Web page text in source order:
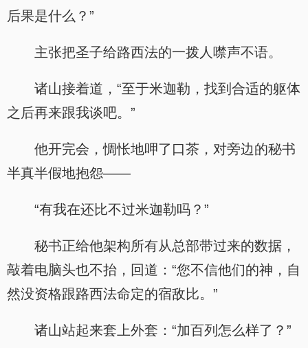
后果是什么？”
主张把圣子给路西法的一拨人噤声不语。
诸山接着道，“至于米迦勒，找到合适的躯体
之后再来跟我谈吧。”
他开完会，惆怅地呷了口茶，对旁边的秘书
半真半假地抱怨——
“有我在还比不过米迦勒吗？”
秘书正给他架构所有从总部带过来的数据，
敲着电脑头也不抬，回道：“您不信他们的神，自
然没资格跟路西法命定的宿敌比。”
诸山站起来套上外套：“加百列怎么样了？”